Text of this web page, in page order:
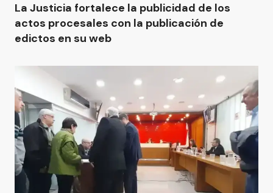
La Justicia fortalece la publicidad de los
actos procesales con la publicación de
edictos en su web